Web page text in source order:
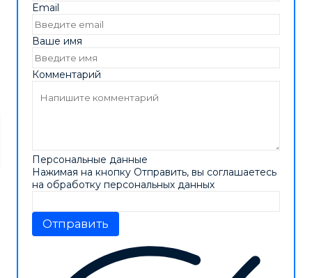
Email
Ваше имя
Комментарий
Персональные данные
Нажимая на кнопку Отправить, вы соглашаетесь
на обработку персональных данных
Отправить